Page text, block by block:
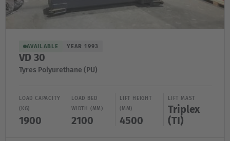
AVAILABLE YEAR 1993
VD 30
Tyres Polyurethane (PU)
LOAD CAPACITY
(KG)
1900
LOAD BED
WIDTH (MM)
2100
LIFT HEIGHT
(MM)
4500
LIFT MAST
Triplex
(TI)